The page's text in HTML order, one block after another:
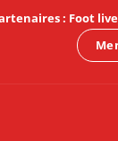
: Foot live